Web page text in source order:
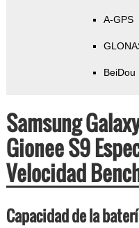
A-GPS
BeiDou
Samsung
Gionee S9
Velocidad
Capacidad de la